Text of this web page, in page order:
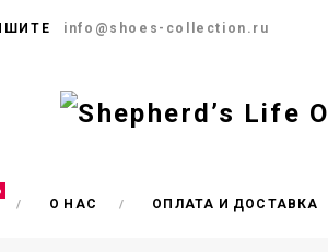
info@shoes-collection.ru
О НАС ОПЛАТА И ДОСТАВКА